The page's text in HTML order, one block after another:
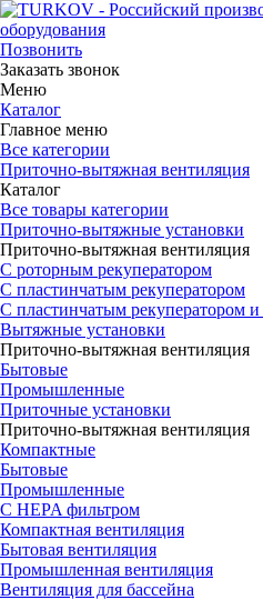
Позвонить
Заказать звонок
Меню
Каталог
Главное меню
Все категории
Приточно-вытяжная вентиляция
Каталог
Все товары категории
Приточно-вытяжные установки
Приточно-вытяжная вентиляция
С роторным рекуператором
С пластинчатым рекуператором
С пластинчатым рекуператором
Вытяжные установки
Приточно-вытяжная вентиляция
Бытовые
Промышленные
Приточные установки
Приточно-вытяжная вентиляция
Компактные
Бытовые
Промышленные
С HEPA фильтром
Компактная вентиляция
Бытовая вентиляция
Промышленная вентиляция
Вентиляция для бассейна